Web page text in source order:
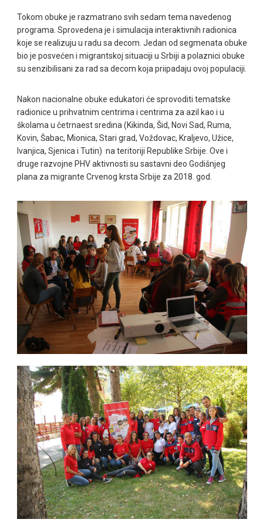
Tokom obuke je razmatrano svih sedam tema navedenog
programa. Sprovedena je i simulacija interaktivnih radionica
koje se realizuju u radu sa decom. Jedan od segmenata obuke
bio je posvećen i migrantskoj situaciji u Srbiji a polaznici obuke
su senzibilisani za rad sa decom koja priipadaju ovoj populaciji.
Nakon nacionalne obuke edukatori će sprovoditi tematske
radionice u prihvatnim centrima i centrima za azil kao i u
školama u četrnaest sredina (Kikinda, Šid, Novi Sad, Ruma,
Kovin, Šabac, Mionica, Stari grad, Voždovac, Kraljevo, Užice,
Ivanjica, Sjenica i Tutin) na teritoriji Republike Srbije. Ove i
druge razvojne PHV aktivnosti su sastavni deo Godišnjeg
plana za migrante Crvenog krsta Srbije za 2018. god.